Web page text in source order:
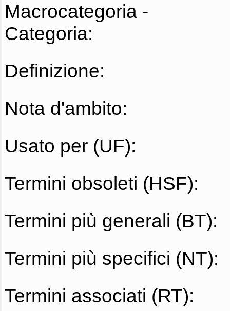
Macrocategoria -
Categoria:
Definizione:
Nota d'ambito:
Usato per (UF):
Termini obsoleti (HSF):
Termini più generali (BT):
Termini più specifici (NT):
Termini associati (RT):